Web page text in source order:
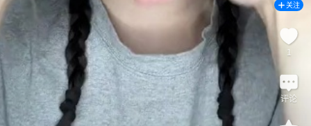
关注
1
评论